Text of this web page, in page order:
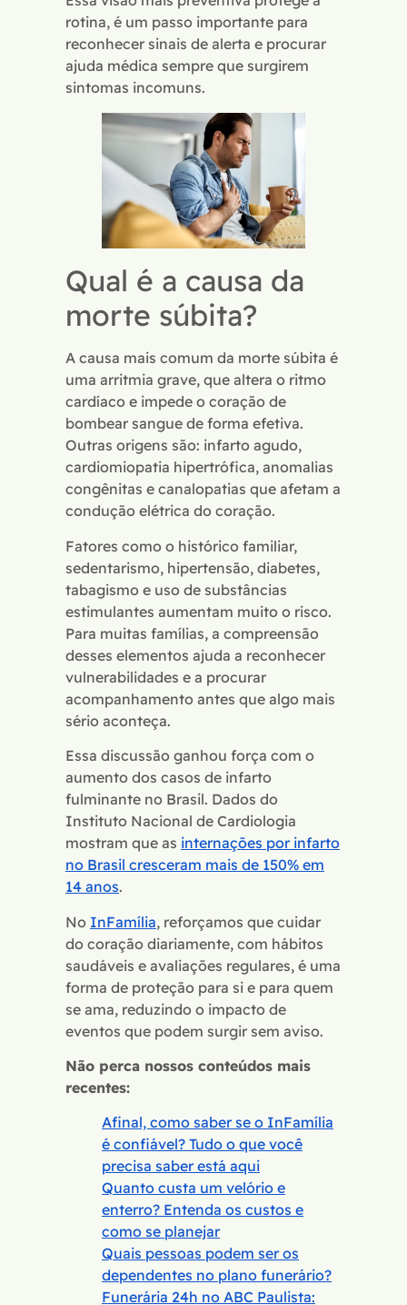
rotina, é um passo importante para
reconhecer sinais de alerta e procurar
ajuda médica sempre que surgirem
sintomas incomuns.
Qual é a causa da
morte súbita?
A causa mais comum da morte súbita é
uma arritmia grave, que altera o ritmo
cardíaco e impede o coração de
bombear sangue de forma efetiva.
Outras origens são: infarto agudo,
cardiomiopatia hipertrófica, anomalias
congênitas e canalopatias que afetam a
condução elétrica do coração.
Fatores como o histórico familiar,
sedentarismo, hipertensão, diabetes,
tabagismo e uso de substâncias
estimulantes aumentam muito o risco.
Para muitas famílias, a compreensão
desses elementos ajuda a reconhecer
vulnerabilidades e a procurar
acompanhamento antes que algo mais
sério aconteça.
Essa discussão ganhou força com o
aumento dos casos de infarto
fulminante no Brasil. Dados do
Instituto Nacional de Cardiologia
mostram que as internações por infarto
no Brasil cresceram mais de 150% em
14 anos.
No InFamília, reforçamos que cuidar
do coração diariamente, com hábitos
saudáveis e avaliações regulares, é uma
forma de proteção para si e para quem
se ama, reduzindo o impacto de
eventos que podem surgir sem aviso.
Não perca nossos conteúdos mais
recentes:
Afinal, como saber se o InFamília
é confiável? Tudo o que você
precisa saber está aqui
Quanto custa um velório e
enterro? Entenda os custos e
como se planejar
Quais pessoas podem ser os
dependentes no plano funerário?
Funerária 24h no ABC Paulista: